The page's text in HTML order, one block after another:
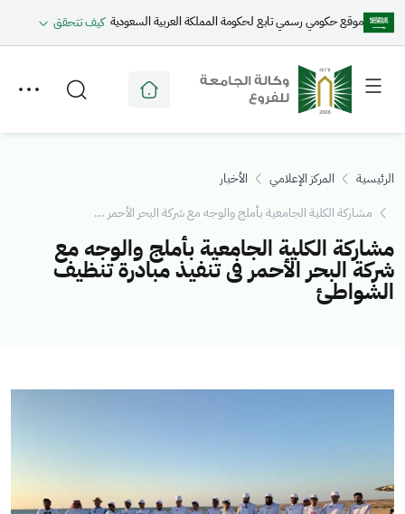
موقع حكومي رسمي تابع لحكومة المملكة العربية السعودية كيف تتحقق
Toggle
menu
Toggle
secondary
menu
الرئيسية المركز الإعلامي
الأخبار
مشاركة الكلية الجامعية بأملج والوجه مع شركة البحر الأحمر ...
مشاركة الكلية الجامعية بأملج والوجه مع
شركة البحر الأحمر فى تنفيذ مبادرة تنظيف
الشواطئ